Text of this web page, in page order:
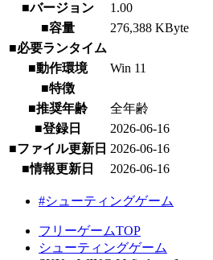
■バージョン
1.00
■容量
276,388 KByte
■必要ランタイム
■動作環境
Win 11
■特徴
■推奨年齢
全年齢
■登録日
2026-06-16
■ファイル更新日 2026-06-16
■情報更新日
2026-06-16
#シューティングゲーム
フリーゲームTOP
シューティングゲーム